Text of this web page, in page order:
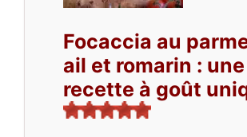
Focaccia au
ail et romarin : une
recette à goût